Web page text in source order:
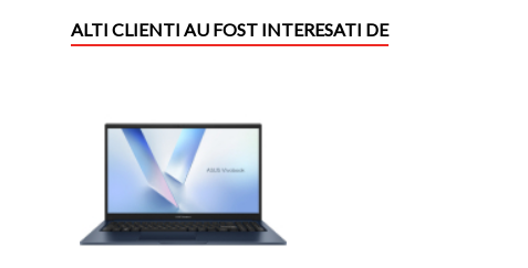
ALTI CLIENTI AU FOST INTERESATI DE